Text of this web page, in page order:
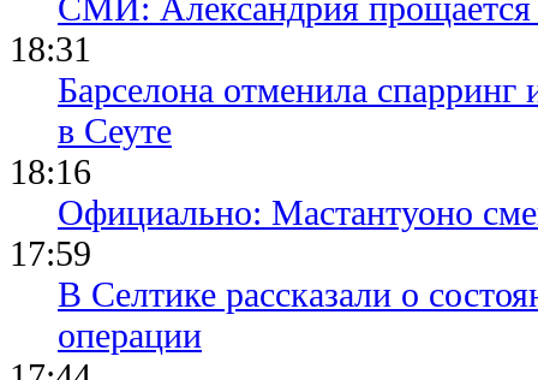
СМИ: Александрия
18:31
Барселона отменила спарринг
в Сеуте
18:16
Официально: Мастантуоно
17:59
В Селтике рассказали о
операции